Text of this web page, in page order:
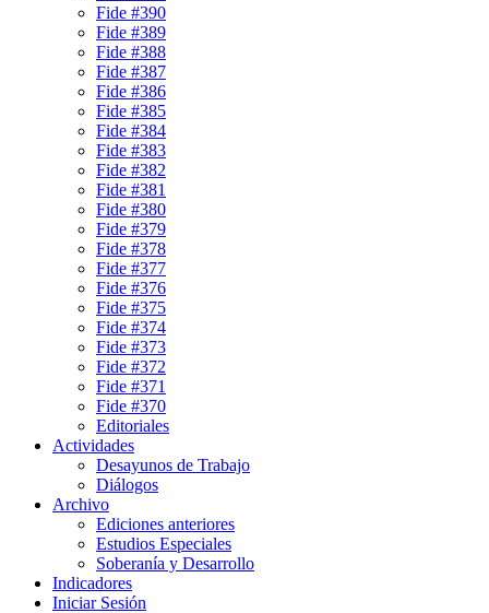
Fide #390
Fide #389
Fide #388
Fide #387
Fide #386
Fide #385
Fide #384
Fide #383
Fide #382
Fide #381
Fide #380
Fide #379
Fide #378
Fide #377
Fide #376
Fide #375
Fide #374
Fide #373
Fide #372
Fide #371
Fide #370
Editoriales
Actividades
Desayunos de Trabajo
Diálogos
Archivo
Ediciones anteriores
Estudios Especiales
Soberanía y Desarrollo
Indicadores
Iniciar Sesión